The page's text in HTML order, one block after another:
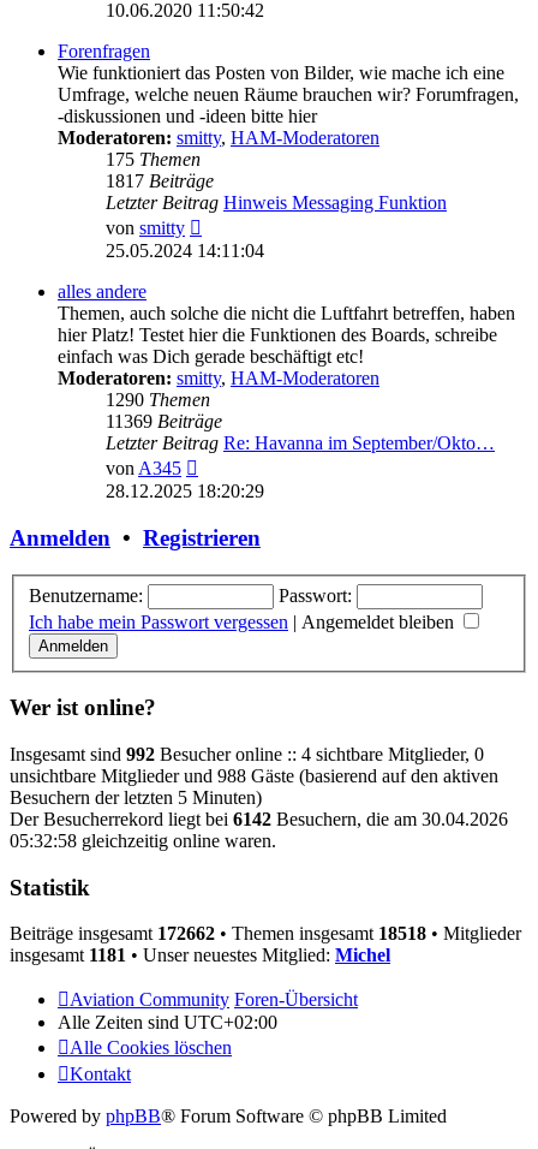
Beitrag
10.06.2020 11:50:42
Forenfragen
Wie funktioniert das Posten von Bilder, wie mache ich eine
Umfrage, welche neuen Räume brauchen wir? Forumfragen,
-diskussionen und -ideen bitte hier
Moderatoren: smitty, HAM-Moderatoren
175 Themen
1817 Beiträge
Letzter Beitrag Hinweis Messaging Funktion
von smitty
Beitrag
25.05.2024 14:11:04
alles andere
Themen, auch solche die nicht die Luftfahrt betreffen, haben
hier Platz! Testet hier die Funktionen des Boards, schreibe
einfach was Dich gerade beschäftigt etc!
Moderatoren: smitty, HAM-Moderatoren
1290 Themen
11369 Beiträge
Letzter Beitrag Re: Havanna im September/Okto…
vonA345
Beitrag
28.12.2025 18:20:29
Anmelden • Registrieren
Benutzername:
Passwort:
Ich habe mein Passwort vergessen | Angemeldet bleiben
Wer ist online?
Insgesamt sind 992 Besucher online :: 4 sichtbare Mitglieder, 0
unsichtbare Mitglieder und 988 Gäste (basierend auf den aktiven
Besuchern der letzten 5 Minuten)
Der Besucherrekord liegt bei 6142 Besuchern, die am 30.04.2026
05:32:58 gleichzeitig online waren.
Statistik
Beiträge insgesamt 172662 • Themen insgesamt 18518 • Mitglieder
insgesamt 1181 • Unser neuestes Mitglied: Michel
Aviation Community Foren-Übersicht
Alle Zeiten sind UTC+02:00
Alle Cookies löschen
Kontakt
Powered by phpBB® Forum Software © phpBB Limited